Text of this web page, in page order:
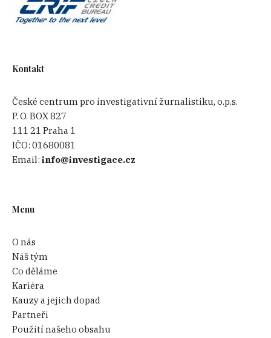
Kontakt
České centrum pro investigativní žurnalistiku, o.p.s.
P. O. BOX 827
111 21 Praha 1
IČO:01680081
Email:info@investigace.cz
Menu
O nás
Náš tým
Co děláme
Kariéra
Kauzy a jejich dopad
Partneři
Použití našeho obsahu